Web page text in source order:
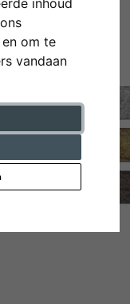
inhoud
om te
vandaan